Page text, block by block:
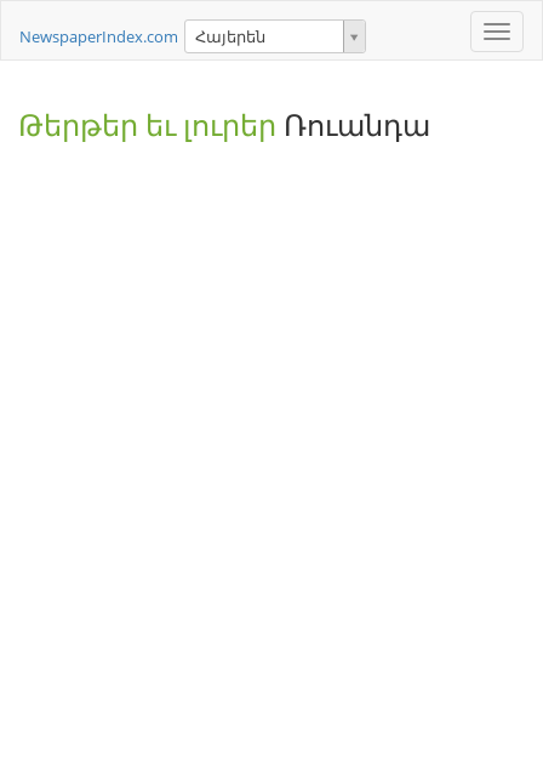
Toggle
NewspaperIndex.com Հայերեն
Թերթեր եւ լուրեր Ռուանդա